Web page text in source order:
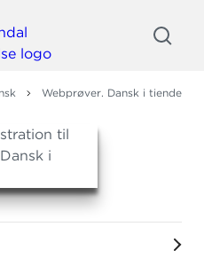
Webprøver. Dansk i tiende